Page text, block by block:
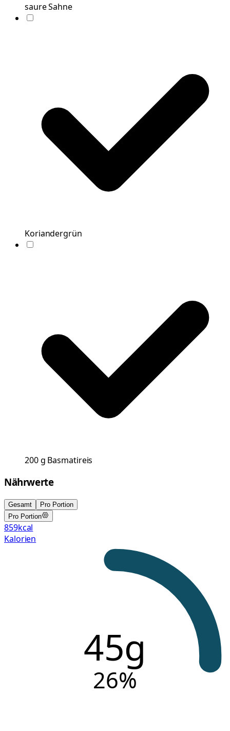
saure Sahne
Koriandergrün
200g Basmatireis
Nährwerte
Gesamt
Pro Portion
Pro Portion
859kcal
Kalorien
45g
26%